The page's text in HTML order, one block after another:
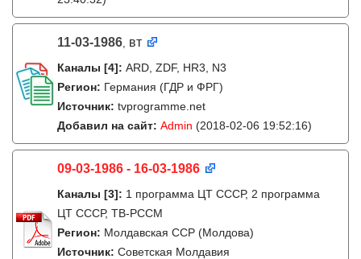
11-03-1986, вт
Каналы [4]: ARD, ZDF, HR3, N3
Регион: Германия (ГДР и ФРГ)
Источник: tvprogramme.net
Добавил на сайт: Admin (2018-02-06 19:52:16)
09-03-1986 - 16-03-1986
Каналы [3]: 1 программа ЦТ СССР, 2 программа
ЦТ СССР, ТВ-РССМ
Регион: Молдавская ССР (Молдова)
Источник: Советская Молдавия